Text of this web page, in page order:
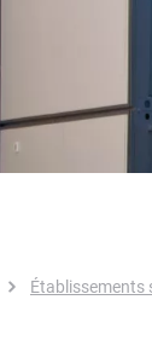
Établissements